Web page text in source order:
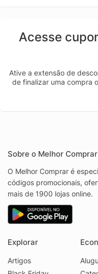
Acesse
Ative a extensão de
de finalizar uma compra
Sobre o Melhor Comprar
O Melhor Comprar é
códigos promocionais,
mais de 1900 lojas online.
Explorar
Artigos